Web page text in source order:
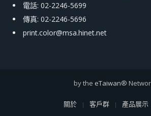
電話: 02-2246-5699
傳真: 02-2246-5696
print.color@msa.hinet.net
by the eTaiwan®
關於 客戶群 產品展示